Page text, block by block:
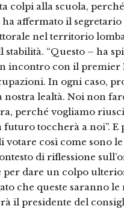
colpi alla scuola,
ha affermato il
nel territorio
“Questo – ha
incontro con il
In ogni caso,
nostra lealtà. Noi non
perché vogliamo
toccherà a noi”.
votare così come sono
di riflessione
dare un colpo
che queste saranno
il presidente del